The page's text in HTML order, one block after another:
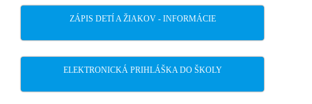
ZÁPIS DETÍ A ŽIAKOV - INFORMÁCIE
ELEKTRONICKÁ PRIHLÁŠKA DO ŠKOLY